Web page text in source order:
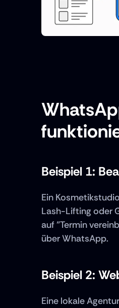
Beispiel 1:
Ein
Lash-Lifting oder
auf "Termin
über WhatsApp.
Beispiel 2:
Eine lokale